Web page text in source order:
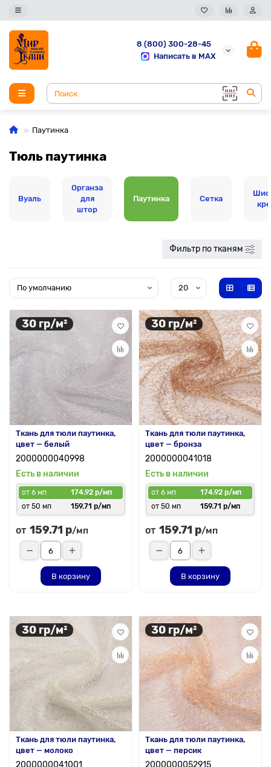
8 (800) 300-28-45
Написать в MAX
Паутинка
Тюль паутинка
Вуаль
Органза
для
штор
Паутинка Сетка
Фильтр по тканям
30 гр/м²
Ткань для тюли паутинка,
цвет — белый
2000000040998
Есть в наличии
от 6 мп
174.92 р/мп
от 50 мп
159.71 р/мп
от 159.71 р/мп
В корзину
30 гр/м²
Ткань для тюли паутинка,
цвет — бронза
2000000041018
Есть в наличии
от 6 мп
174.92 р/мп
от 50 мп
159.71 р/мп
от 159.71 р/мп
В корзину
30 гр/м²
Ткань для тюли паутинка,
цвет — молоко
2000000041001
30 гр/м²
Ткань для тюли паутинка,
цвет — персик
2000000052915